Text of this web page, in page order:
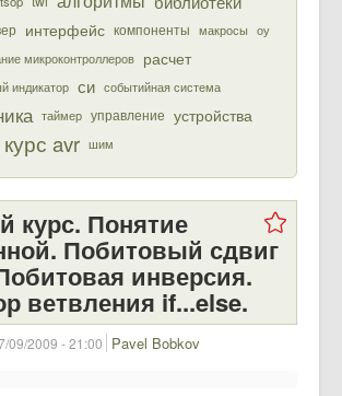
интерфейс компоненты макросы оу
микроконтроллеров расчет
индикатор си событийная система
таймер управление устройства
avr шим
курс. Понятие
Побитовый сдвиг
инверсия.
ветвления if...else.
09/2009 - 21:00 Pavel Bobkov